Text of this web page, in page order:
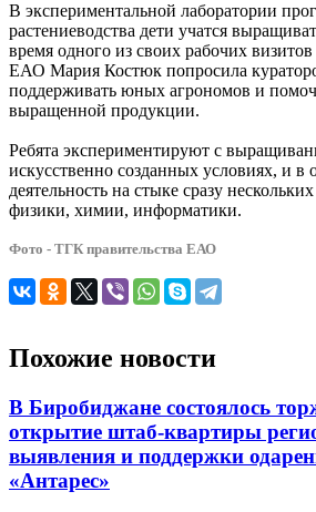
ЕАО
В экспериментальной лаборатории
растениеводства дети учатся
время одного из своих рабочих
ЕАО Мария Костюк попросила
поддерживать юных агрономов и
выращенной продукции.
Ребята экспериментируют с
искусственно созданных условиях, и в
деятельность на стыке сразу
физики, химии, информатики.
Фото - ТГК правительства ЕАО
Похожие новости
В Биробиджане состоялось
открытие штаб-квартиры
выявления и поддержки
«Антарес»